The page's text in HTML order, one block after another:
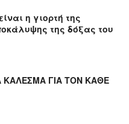
η γιορτή της
της δόξας του
ΚΑΛΕΣΜΑ ΓΙΑ ΤΟΝ ΚΑΘΕ